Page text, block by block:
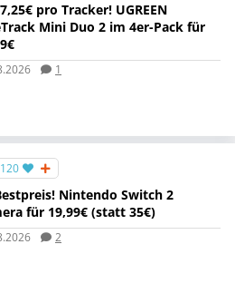
pro Tracker! UGREEN
Mini Duo 2 im 4er-Pack für
1
120
Nintendo Switch 2
für 19,99€ (statt 35€)
2